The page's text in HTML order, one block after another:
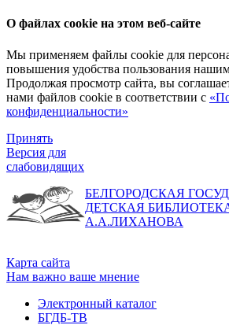
О файлах cookie на этом веб-сайте
Мы применяем файлы cookie для
повышения удобства пользования
Продолжая просмотр сайта, вы
нами файлов cookie в соответствии с
конфиденциальности»
Принять
Версия для
слабовидящих
БЕЛГОРОДСКАЯ
ДЕТСКАЯ
А.А.ЛИХАНОВА
Карта сайта
Нам важно ваше мнение
Электронный каталог
БГДБ-ТВ